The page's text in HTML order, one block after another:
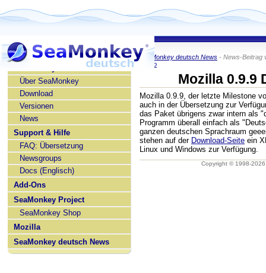
SeaMonkey deutsch
Über SeaMonkey
Download
Versionen
News
Support & Hilfe
FAQ: Übersetzung
Newsgroups
Docs (Englisch)
Add-Ons
SeaMonkey Project
SeaMonkey Shop
Mozilla
SeaMonkey deutsch News
SeaMonkey deutsch News - News-Beitrag
KaiRo
Mozilla 0.9.9
Mozilla 0.9.9, der letzte Milestone
auch in der Übersetzung zur
das Paket übrigens zwar intern als
Programm überall einfach als
ganzen deutschen Sprachraum
stehen auf der Download-Seite ein
Linux und Windows zur Verfügung.
Copyright © 1998-